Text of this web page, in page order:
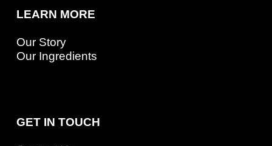
LEARN MORE
Our Story
Our Ingredients
GET IN TOUCH